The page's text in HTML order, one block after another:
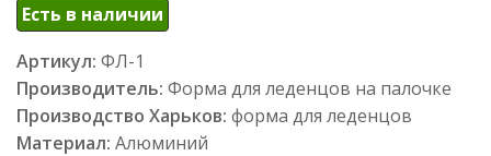
Есть в наличии
Артикул: ФЛ-1
Производитель: Форма для леденцов на палочке
Производство Харьков: форма для леденцов
Материал: Алюминий